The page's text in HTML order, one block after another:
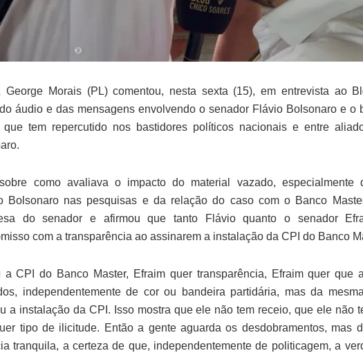
George Morais (PL) comentou, nesta sexta (15), em entrevista ao
áudio e das mensagens envolvendo o senador Flávio Bolsonaro e o
que tem repercutido nos bastidores políticos nacionais e entre
como avaliava o impacto do material vazado, especialmente
Bolsonaro nas pesquisas e da relação do caso com o Banco
do senador e afirmou que tanto Flávio quanto o senador
com a transparência ao assinarem a instalação da CPI do Banco
a CPI do Banco Master, Efraim quer transparência, Efraim quer que
independentemente de cor ou bandeira partidária, mas da
a instalação da CPI. Isso mostra que ele não tem receio, que ele não
tipo de ilicitude. Então a gente aguarda os desdobramentos, mas
tranquila, a certeza de que, independentemente de politicagem, a